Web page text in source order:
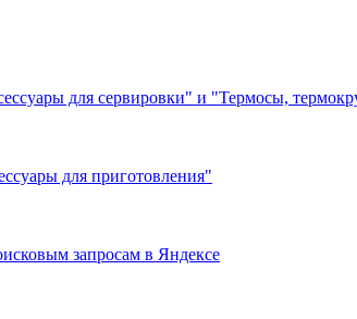
для сервировки" и "Термосы,
для приготовления"
запросам в Яндексе